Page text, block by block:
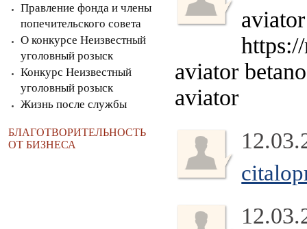
Правление фонда и члены
попечительского совета
О конкурсе Неизвестный
уголовный розыск
Конкурс Неизвестный
уголовный розыск
Жизнь после службы
БЛАГОТВОРИТЕЛЬНОСТЬ
ОТ БИЗНЕСА
aviator
aviator